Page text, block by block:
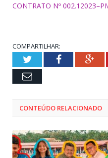
CONTRATO Nº
COMPARTILHAR:
TwitterFacebook
Email
CONTEÚDO RELACIONADO